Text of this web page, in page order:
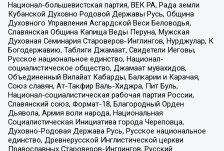
Национал-большевистская партия, ВЕК РА, Рада земли
Кубанской Духовно Родовой Державы Русь, Община
Духовного Управления Асгардской Веси Беловодья,
Славянская Община Капища Веды Перуна, Мужская
Духовная Семинария Староверов-Инглингов, Нурджулар, К
Богодержавию, Таблиги Джамаат, Свидетели Иеговы,
Русское национальное единство, Национал-
социалистическое общество, Джамаат мувахидов,
Объединенный Вилайат Кабарды, Балкарии и Карачая,
Союз славян, Ат-Такфир Валь-Хиджра, Пит Буль,
Национал-социалистическая рабочая партия России,
Славянский союз, Формат-18, Благородный Орден
Дьявола, Армия воли народа, Национальная
Социалистическая Инициатива города Череповца,
Духовно-Родовая Держава Русь, Русское национальное
единство, Древнерусской Инглистической церкви